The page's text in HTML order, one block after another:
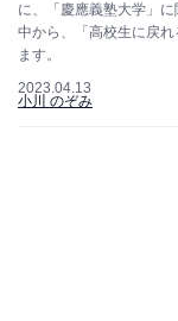
に、「慶應義塾大学」
中から、「高校生に戻
ます。
2023.04.13
小川 のぞみ